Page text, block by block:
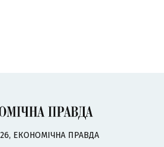
ЕКОНОМІЧНА ПРАВДА